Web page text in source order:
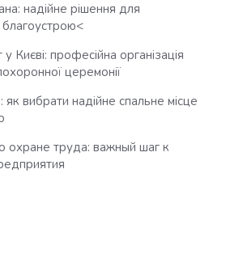
надійне рішення для
благоустрою<
Києві: професійна організація
церемонії
вибрати надійне спальне місце
охране труда: важный шаг к